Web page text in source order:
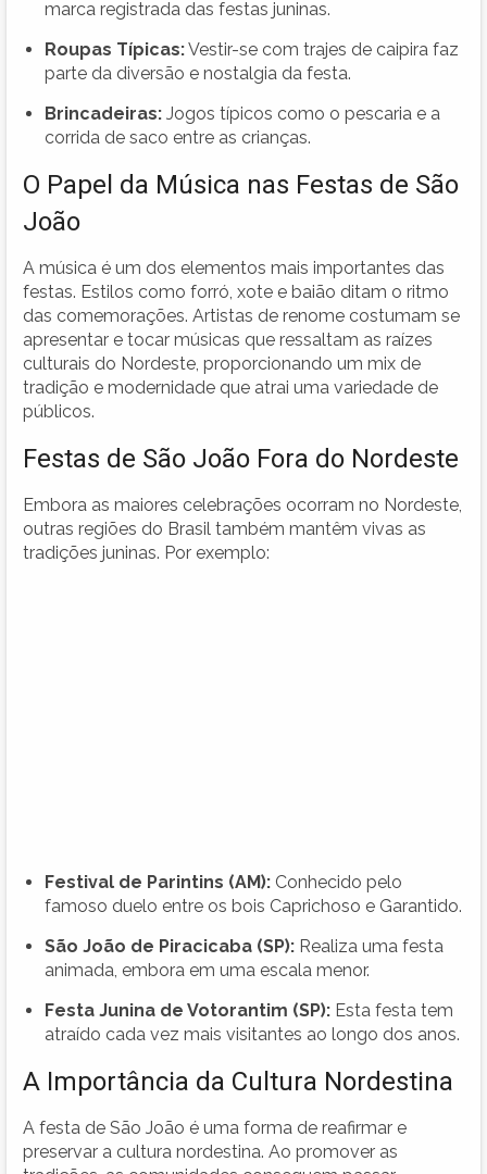
marca registrada das festas juninas.
Roupas Típicas:Vestir-se com trajes de caipira faz
parte da diversão e nostalgia da festa.
Brincadeiras: Jogos típicos como o pescaria e a
corrida de saco entre as crianças.
O Papel da Música nas Festas de São
João
A música é um dos elementos mais importantes das
festas. Estilos como forró, xote e baião ditam o ritmo
das comemorações. Artistas de renome costumam se
apresentar e tocar músicas que ressaltam as raízes
culturais do Nordeste, proporcionando um mix de
tradição e modernidade que atrai uma variedade de
públicos.
Festas de São João Fora do Nordeste
Embora as maiores celebrações ocorram no Nordeste,
outras regiões do Brasil também mantêm vivas as
tradições juninas. Por exemplo:
Festival de Parintins (AM): Conhecido pelo
famoso duelo entre os bois Caprichoso e Garantido.
São João de Piracicaba (SP): Realiza uma festa
animada, embora em uma escala menor.
Festa Junina de Votorantim (SP): Esta festa tem
atraído cada vez mais visitantes ao longo dos anos.
A Importância da Cultura Nordestina
A festa de São João é uma forma de reafirmar e
preservar a cultura nordestina. Ao promover as